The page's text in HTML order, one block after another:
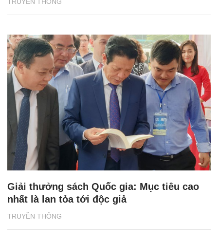
TRUYỀN THÔNG
Giải thưởng sách Quốc gia: Mục tiêu cao
nhất là lan tỏa tới độc giả